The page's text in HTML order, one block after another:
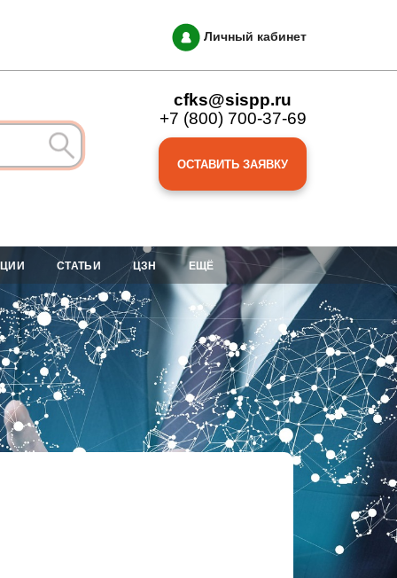
Личный кабинет
cfks@sispp.ru
+7 (800) 700-37-69
ОСТАВИТЬ ЗАЯВКУ
СТАТЬИ ЦЗН ЕЩЁ